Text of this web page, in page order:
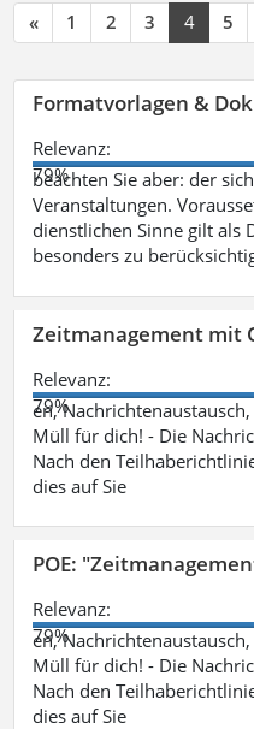
« 1 2 3 4 5
Formatvorlagen &
Relevanz:
79%
beachten Sie aber: der
Veranstaltungen.
dienstlichen Sinne gilt als
besonders zu
Zeitmanagement mit
Relevanz:
79%
en,
Müll für dich! - Die
Nach den
dies auf Sie
POE:
Relevanz:
79%
en,
Müll für dich! - Die
Nach den
dies auf Sie